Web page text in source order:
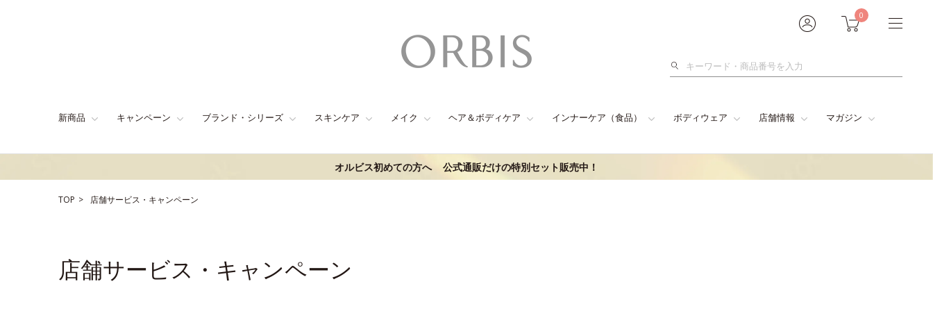
0
検
新商品 キャンペーン ブランド・シリーズ スキンケア メイク ヘア＆ボディケア インナーケア（食品） ボディウェア 店舗情報 マガジン
オルビス初めての方へ 公式通販だけの特別セット販売中！
TOP 店舗サービス・キャンペーン
店舗サービス・キャンペーン